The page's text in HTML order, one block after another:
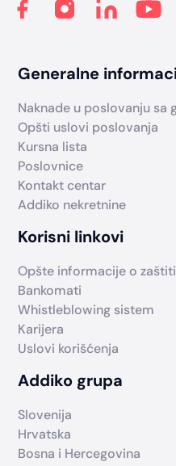
Generalne
Naknade u poslovanju sa
Opšti uslovi poslovanja
Kursna lista
Poslovnice
Kontakt centar
Addiko nekretnine
Korisni linkovi
Opšte informacije o
Bankomati
Whistleblowing sistem
Karijera
Uslovi korišćenja
Addiko grupa
Slovenija
Hrvatska
Bosna i Hercegovina